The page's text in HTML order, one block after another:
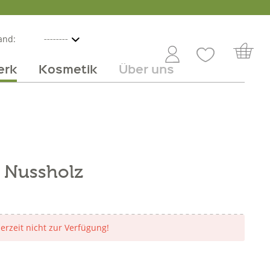
Kosmetik Über uns
nicht zur Verfügung!